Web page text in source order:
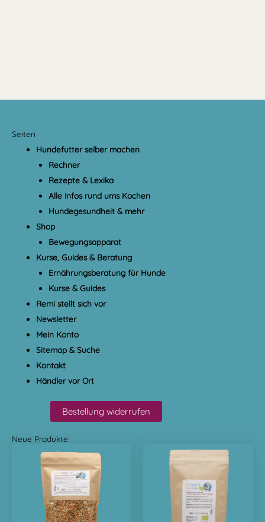
Seiten
Hundefutter selber machen
Rechner
Rezepte & Lexika
Alle Infos rund ums Kochen
Hundegesundheit & mehr
Shop
Bewegungsapparat
Kurse, Guides & Beratung
Ernährungsberatung für Hunde
Kurse & Guides
Remi stellt sich vor
Newsletter
Mein Konto
Sitemap & Suche
Kontakt
Händler vor Ort
Bestellung widerrufen
Neue Produkte